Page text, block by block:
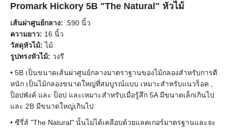
Promark Hickory 5B "The Natural" หัวไม้
เส้นผ่าศูนย์กลาง: .590 นิ้ว
ความยาว: 16 นิ้ว
วัสดุหัวไม้: ไม้
รูปทรงหัวไม้: วงรี
• 5B เป็นขนาดเส้นผ่าศูนย์กลางมาตราฐานของไม้กลองสำหรับการตี
หนัก เป็นไม้กลองขนาดใหญ่ที่สมบูรณ์แบบ เหมาะสำหรับแนวร็อค ,
ป็อปพังค์ และ ป็อป และเหมาะสำหรับเมื่อรู้สึก 5A มีขนาดเล็กเกินไป
และ 2B มีขนาดใหญ่เกินไป
• ซีรี่ส์ "The Natural" นั้นไม่ได้เคลือบด้วยแลคเกอร์มาตรฐานและจะ